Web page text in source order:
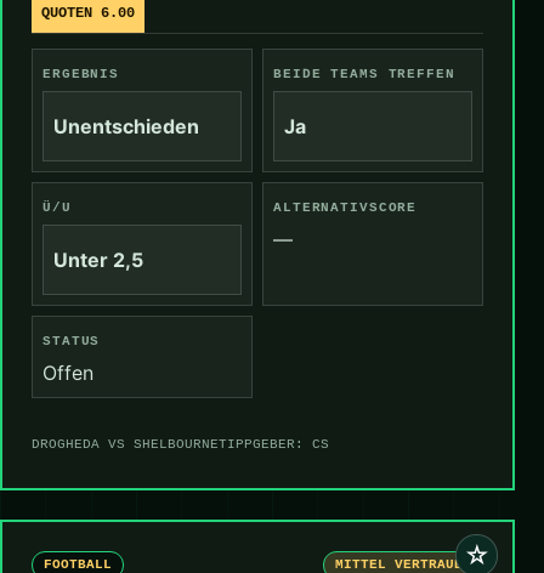
QUOTEN 6.00
ERGEBNIS
Unentschieden
BEIDE TEAMS TREFFEN
Ja
Ü/U
Unter 2,5
ALTERNATIVSCORE
—
STATUS
Offen
DROGHEDA VS SHELBOURNETIPPGEBER: CS
☆
FOOTBALL MITTEL VERTRAUEN